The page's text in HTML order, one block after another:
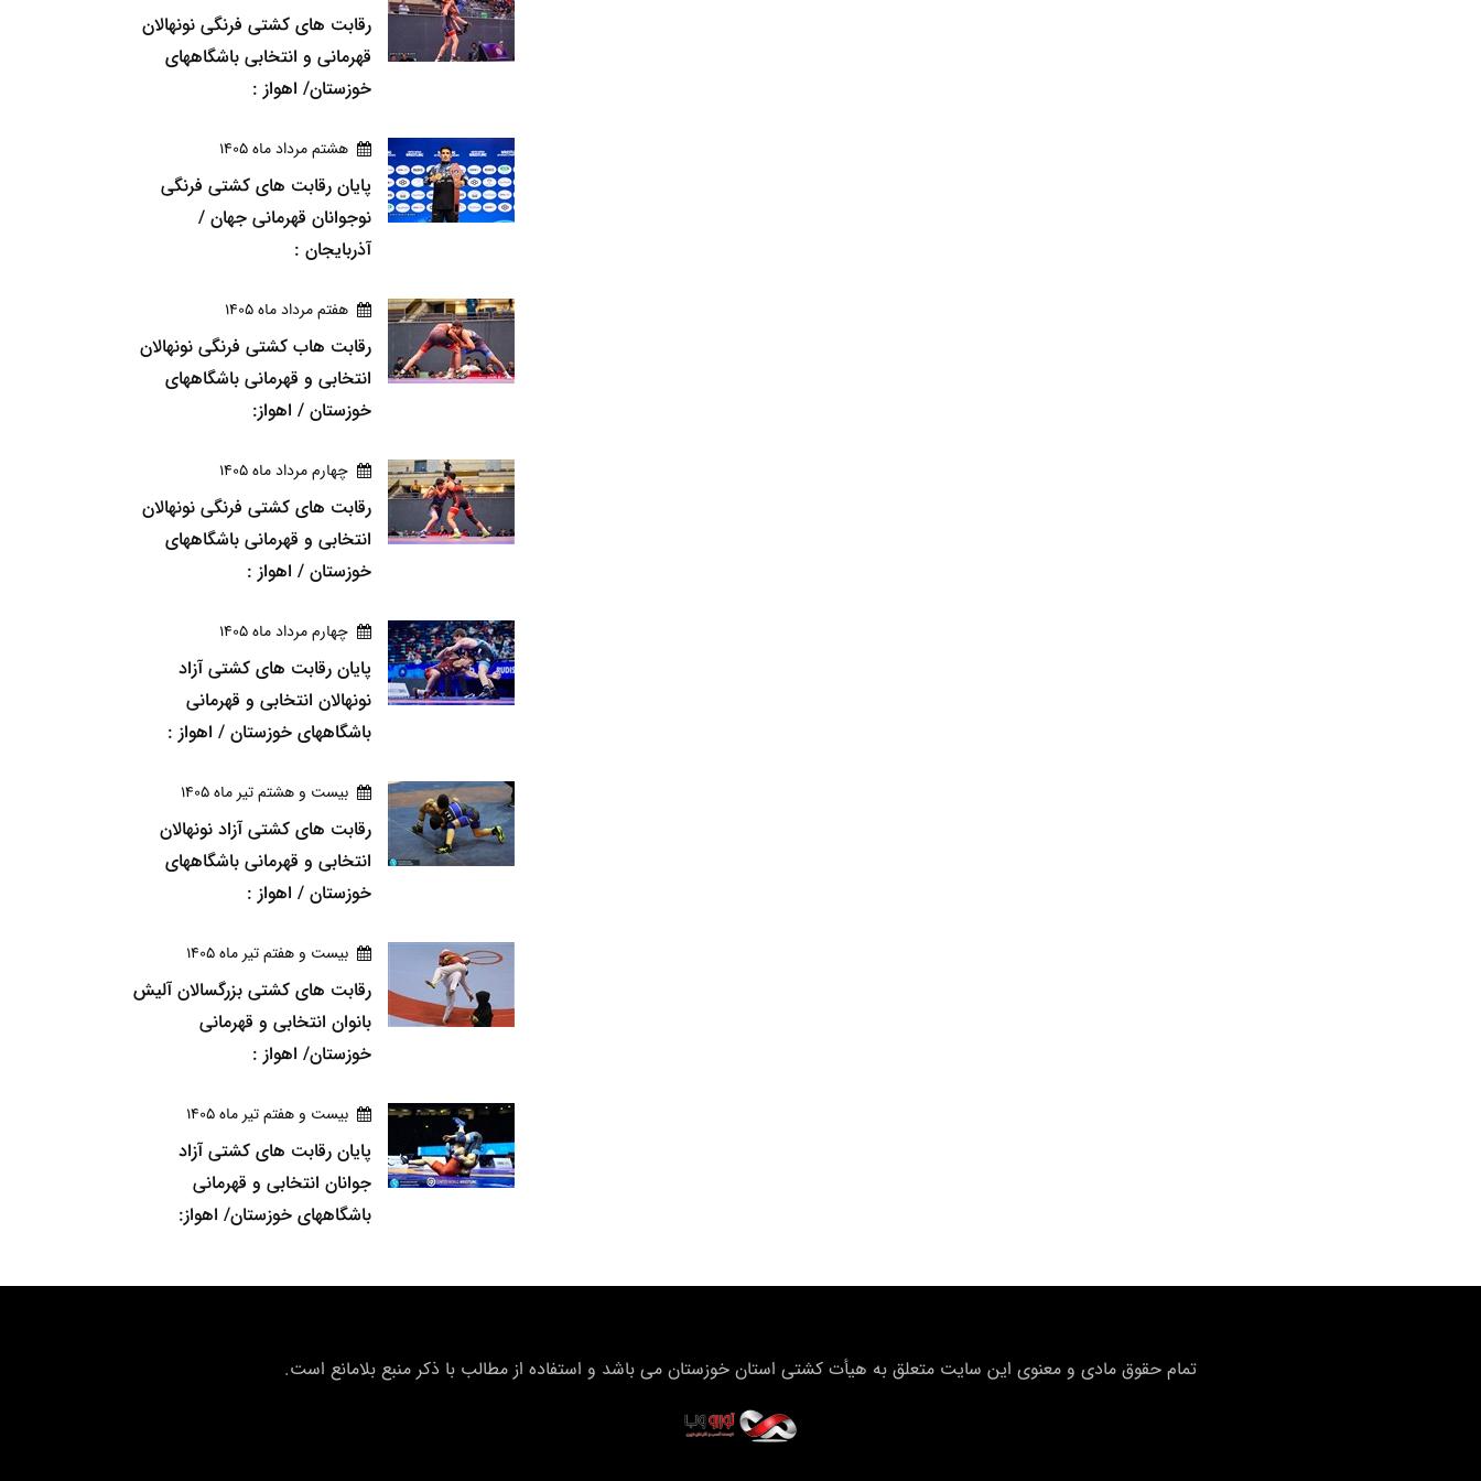
رقابت های کشتی فرنگی نونهالان
قهرمانی و انتخابی باشگاههای
خوزستان/ اهواز :
هشتم مرداد ماه 1405
پایان رقابت های کشتی فرنگی
نوجوانان قهرمانی جهان /
آذربایجان :
هفتم مرداد ماه 1405
رقابت هاب کشتی فرنگی نونهالان
انتخابی و قهرمانی باشگاههای
خوزستان / اهواز:
چهارم مرداد ماه 1405
رقابت های کشتی فرنگی نونهالان
انتخابی و قهرمانی باشگاههای
خوزستان / اهواز :
چهارم مرداد ماه 1405
پایان رقابت های کشتی آزاد
نونهالان انتخابی و قهرمانی
باشگاههای خوزستان / اهواز :
بيست و هشتم تير ماه 1405
رقابت های کشتی آزاد نونهالان
انتخابی و قهرمانی باشگاههای
خوزستان / اهواز :
بيست و هفتم تير ماه 1405
رقابت های کشتی بزرگسالان آلیش
بانوان انتخابی و قهرمانی
خوزستان/ اهواز :
بيست و هفتم تير ماه 1405
پایان رقابت های کشتی آزاد
جوانان انتخابی و قهرمانی
باشگاههای خوزستان/ اهواز:
تمام حقوق مادی و معنوی این سایت متعلق به هیأت كشتی استان خوزستان می باشد و استفاده از مطالب با ذکر منبع بلامانع است.